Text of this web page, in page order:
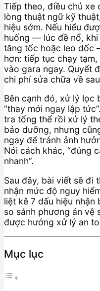
Tiếp theo, điều chủ xe
lòng thuật ngữ kỹ
hiệu sớm. Nếu hiểu
huống — lúc đề nổ,
tăng tốc hoặc leo dốc
hơn: tiếp tục chạy
vào gara ngay. Quyết
chi phí sửa chữa về
Bên cạnh đó, xử lý lọc
“thay mới ngay lập
tra tổng thể rồi xử lý
bảo dưỡng, nhưng
ngay để tránh ảnh
Nói cách khác, “đúng
nhanh”.
Sau đây, bài viết sẽ đi
nhận mức độ nguy
liệt kê 7 dấu hiệu
so sánh phương án vệ
được hướng xử lý an
Mục lục